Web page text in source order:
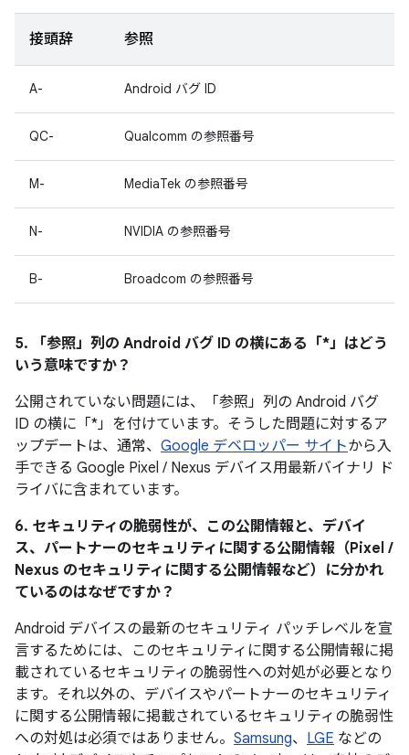
接頭辞 参照
A- Android バグ ID
QC- Qualcomm の参照番号
M- MediaTek の参照番号
N- NVIDIA の参照番号
B- Broadcom の参照番号
5. 「参照」 列の Android バグ ID の横にある「*」はどう
いう意味ですか？
公開されていない問題には、「参照」列の Android バグ
ID の横に「*」を付けています。そうした問題に対するア
ップデートは、通常、 Google デベロッパー サイトから入
手できる Google Pixel / Nexus デバイス用最新バイナリ ド
ライバに含まれています。
6. セキュリティの脆弱性が、この公開情報と、デバイ
ス、パートナーのセキュリティに関する公開情報（Pixel /
Nexus のセキュリティに関する公開情報など）に分かれ
ているのはなぜですか？
Android デバイスの最新のセキュリティ パッチレベルを宣
言するためには、このセキュリティに関する公開情報に掲
載されているセキュリティの脆弱性への対処が必要となり
ます。それ以外の、デバイスやパートナーのセキュリティ
に関する公開情報に掲載されているセキュリティの脆弱性
への対処は必須ではありません。 Samsung、 LGE などの